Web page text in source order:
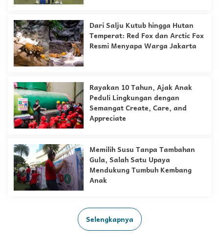
Dari Salju Kutub hingga Hutan
Temperat: Red Fox dan Arctic Fox
Resmi Menyapa Warga Jakarta
Rayakan 10 Tahun, Ajak Anak
Peduli Lingkungan dengan
Semangat Create, Care, and
Appreciate
Memilih Susu Tanpa Tambahan
Gula, Salah Satu Upaya
Mendukung Tumbuh Kembang
Anak
Selengkapnya